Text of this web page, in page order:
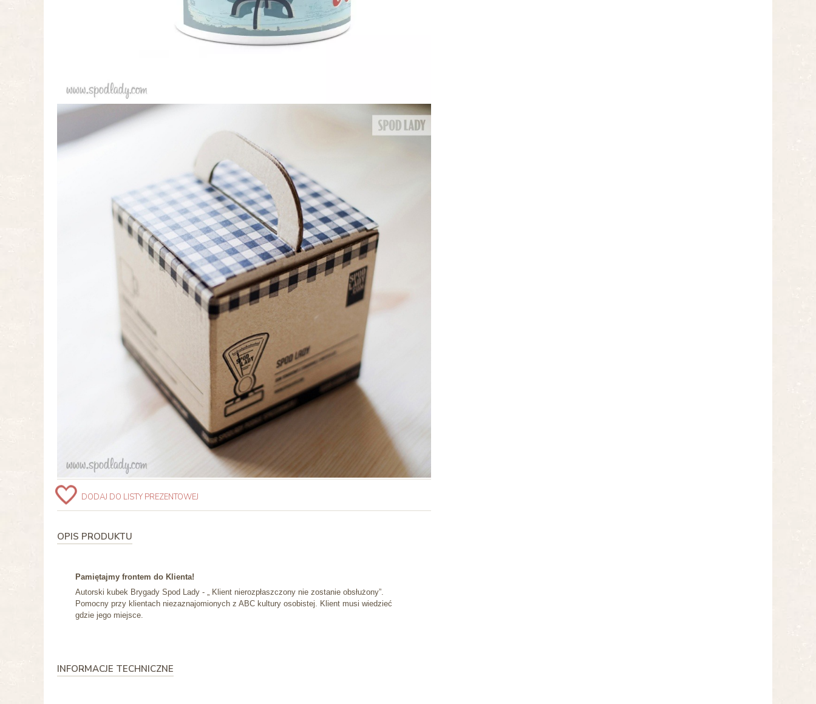
DODAJ DO LISTY PREZENTOWEJ
OPIS PRODUKTU
Pamiętajmy frontem do Klienta!
Autorski kubek Brygady Spod Lady - „ Klient nierozpłaszczony nie zostanie obsłużony”.
Pomocny przy klientach niezaznajomionych z ABC kultury osobistej. Klient musi wiedzieć
gdzie jego miejsce.
INFORMACJE TECHNICZNE